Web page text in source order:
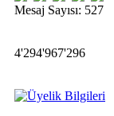
Mesaj Sayısı: 527
4'294'967'296